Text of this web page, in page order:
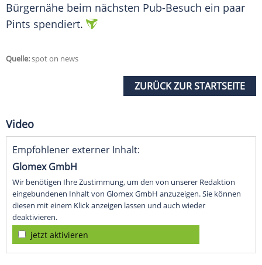
Bürgernähe beim nächsten Pub-Besuch ein paar
Pints spendiert.
Quelle:spot on news
ZURÜCK ZUR STARTSEITE
Video
Empfohlener externer Inhalt:
Glomex GmbH
Wir benötigen Ihre Zustimmung, um den von unserer Redaktion
eingebundenen Inhalt von Glomex GmbH anzuzeigen. Sie können
diesen mit einem Klick anzeigen lassen und auch wieder
deaktivieren.
jetzt aktivieren